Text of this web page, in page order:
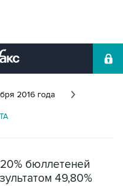
2016 года
бюллетеней
49,80%